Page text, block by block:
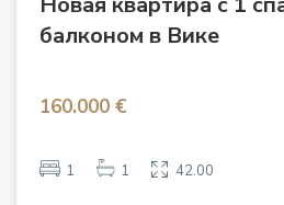
балконом в Вике
160.000 €
1 1 42.00